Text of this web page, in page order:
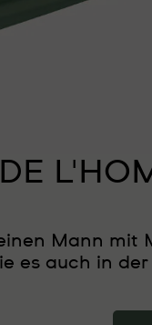
Mann mit
es auch in